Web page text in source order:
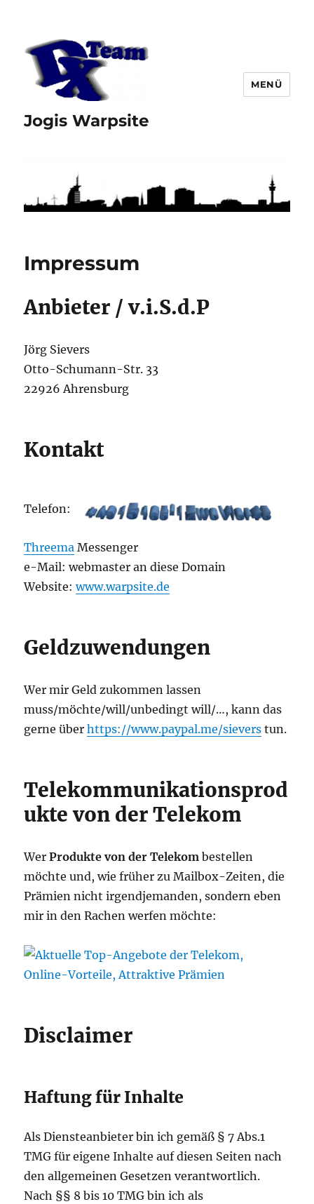
Jogis Warpsite
MENÜ
Impressum
Anbieter / v.i.S.d.P
Jörg Sievers
Otto-Schumann-Str. 33
22926 Ahrensburg
Kontakt
Telefon:
Threema Messenger
e-Mail: webmaster an diese Domain
Website:www.warpsite.de
Geldzuwendungen
Wer mir Geld zukommen lassen
muss/möchte/will/unbedingt will/…, kann das
gerne überhttps://www.paypal.me/sievers tun.
Telekommunikationsprod
ukte von der Telekom
WerProdukte von der Telekom bestellen
möchte und, wie früher zu Mailbox-Zeiten, die
Prämien nicht irgendjemanden, sondern eben
mir in den Rachen werfen möchte:
Disclaimer
Haftung für Inhalte
Als Diensteanbieter bin ich gemäß § 7 Abs.1
TMG für eigene Inhalte auf diesen Seiten nach
den allgemeinen Gesetzen verantwortlich.
Nach §§ 8 bis 10 TMG bin ich als